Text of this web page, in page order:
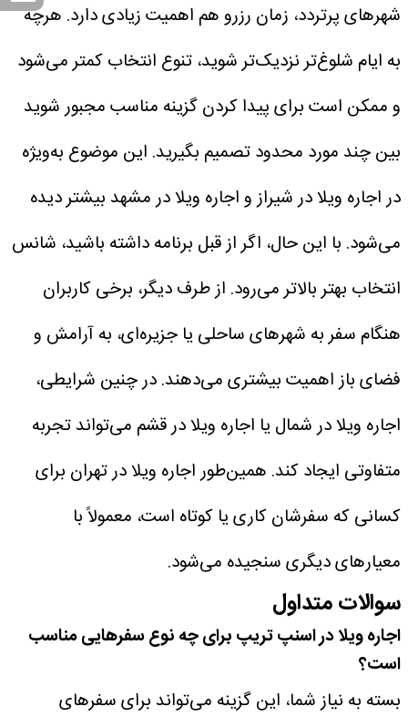
شهرهای پرتردد، زمان رزرو هم اهمیت زیادی دارد. هرچه
به ایام شلوغ‌تر نزدیک‌تر شوید، تنوع انتخاب کمتر می‌شود
و ممکن است برای پیدا کردن گزینه مناسب مجبور شوید
بین چند مورد محدود تصمیم بگیرید. این موضوع به‌ویژه
در اجاره ویلا در شیراز و اجاره ویلا در مشهد بیشتر دیده
می‌شود. با این حال، اگر از قبل برنامه داشته باشید، شانس
انتخاب بهتر بالاتر می‌رود. از طرف دیگر، برخی کاربران
هنگام سفر به شهرهای ساحلی یا جزیره‌ای، به آرامش و
فضای باز اهمیت بیشتری می‌دهند. در چنین شرایطی،
اجاره ویلا در شمال یا اجاره ویلا در قشم می‌تواند تجربه
متفاوتی ایجاد کند. همین‌طور اجاره ویلا در تهران برای
کسانی که سفرشان کاری یا کوتاه است، معمولاً با
معیارهای دیگری سنجیده می‌شود.
سوالات متداول
اجاره ویلا در اسنپ تریپ برای چه نوع سفرهایی مناسب
است؟
بسته به نیاز شما، این گزینه می‌تواند برای سفرهای